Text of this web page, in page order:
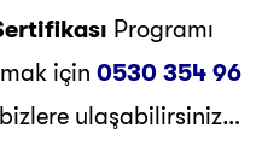
Programı
için 0530 354 96
ulaşabilirsiniz…